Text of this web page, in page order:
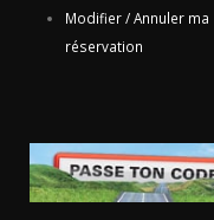
Modifier / Annuler ma
réservation